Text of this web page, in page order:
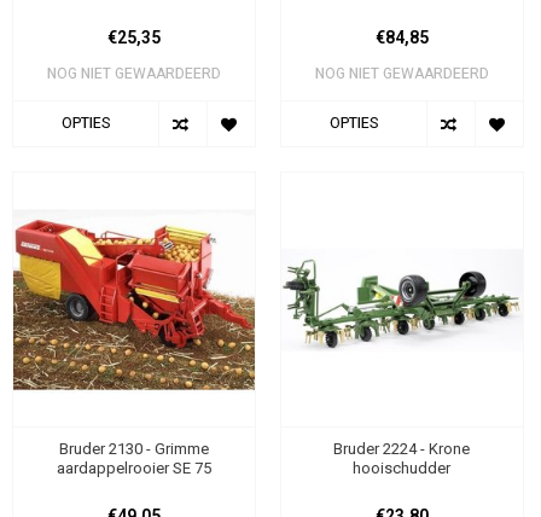
€25,35
NOG NIET GEWAARDEERD
OPTIES
€84,85
NOG NIET GEWAARDEERD
OPTIES
Bruder 2130 - Grimme
aardappelrooier SE 75
Bruder 2224 - Krone
hooischudder